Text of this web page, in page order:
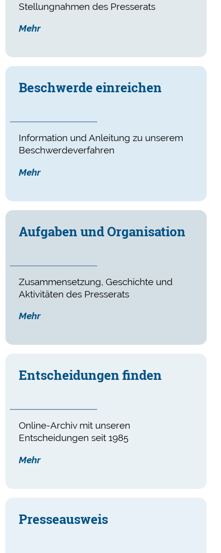
Stellungnahmen des Presserats
Mehr
Beschwerde einreichen
Information und Anleitung zu unserem
Beschwerdeverfahren
Mehr
Aufgaben und Organisation
Zusammensetzung, Geschichte und
Aktivitäten des Presserats
Mehr
Ent­scheidungen finden
Online-Archiv mit unseren
Entscheidungen seit 1985
Mehr
Presse­ausweis